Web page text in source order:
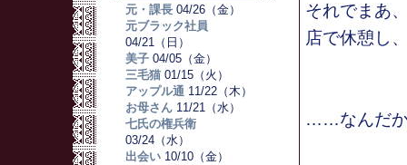
元・課長04/26（金）
元ブラック社員
04/21（日）
美子04/05（金）
三毛猫01/15（火）
アップル通11/22（木）
お母さん11/21（水）
七氏の権兵衛
03/24（水）
出会い10/10（金）
それでまあ
店で休憩し
……なんだか